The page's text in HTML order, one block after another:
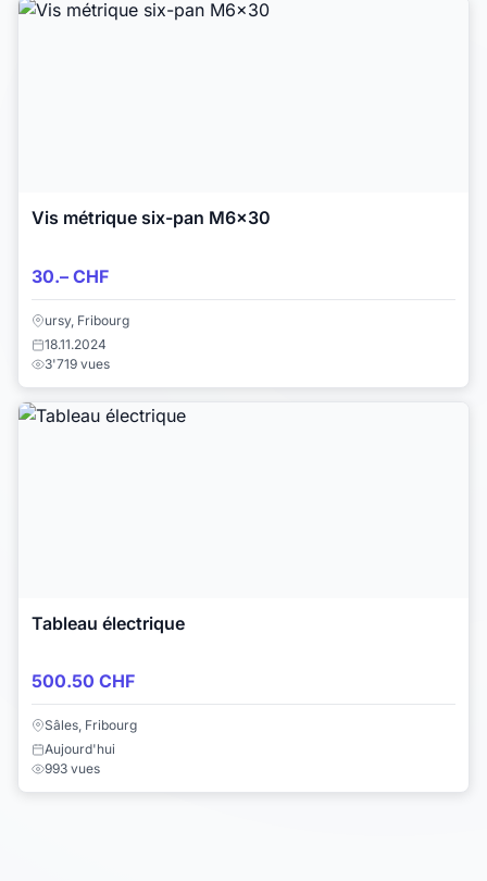
Vis métrique six-pan M6x30
30.– CHF
ursy, Fribourg
18.11.2024
3'719 vues
Tableau électrique
500.50 CHF
Sâles, Fribourg
Aujourd'hui
993 vues